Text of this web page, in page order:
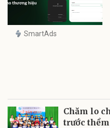
SmartAds
Chăm lo
trước